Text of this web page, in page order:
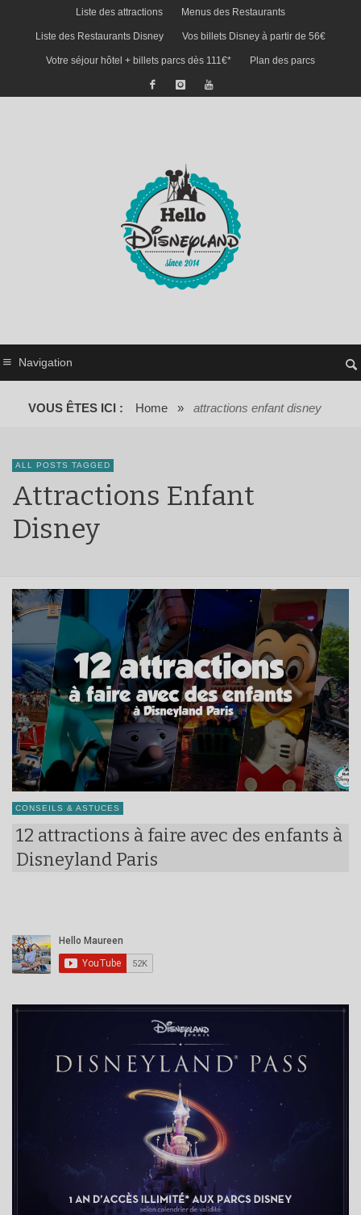
Liste des attractions Menus des Restaurants
Liste des Restaurants Disney Vos billets Disney à partir de 56€
Votre séjour hôtel + billets parcs dès 111€* Plan des parcs
Navigation
VOUS ÊTES ICI : Home » attractions enfant disney
ALL POSTS TAGGED
Attractions Enfant
Disney
CONSEILS & ASTUCES
12 attractions à faire avec des enfants à
Disneyland Paris